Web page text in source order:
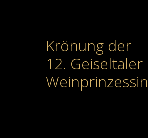
Krönung der
12. Geiseltaler
Weinprinzessin